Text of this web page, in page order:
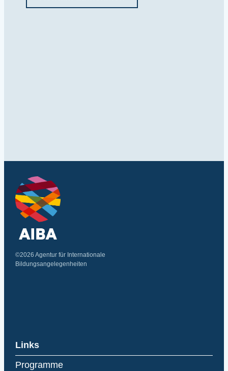
©2026 Agentur für Internationale
Bildungsangelegenheiten
Links
Programme